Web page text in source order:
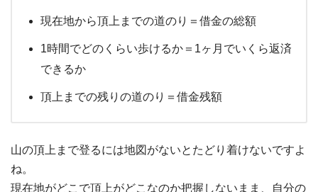
現在地から頂上までの道のり＝借金の総額
1時間でどのくらい歩けるか＝1ヶ月でいくら返済
できるか
頂上までの残りの道のり＝借金残額
山の頂上まで登るには地図がないとたどり着けないですよ
ね。
現在地がどこで頂上がどこなのか把握しないまま、自分の